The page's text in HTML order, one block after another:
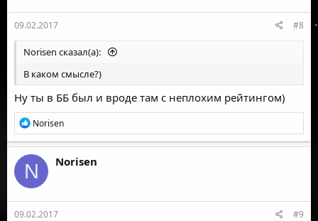
09.02.2017 #8
Norisen сказал(а):
В каком смысле?)
Ну ты в ББ был и вроде там с неплохим рейтингом)
Р
е
а
к
ц
и
и
:
Norisen
N Norisen
09.02.2017 #9